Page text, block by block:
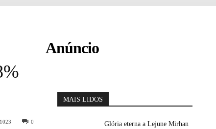
0
1023
Anúncio
MAIS LIDOS
Glória eterna a Lejune Mirhan